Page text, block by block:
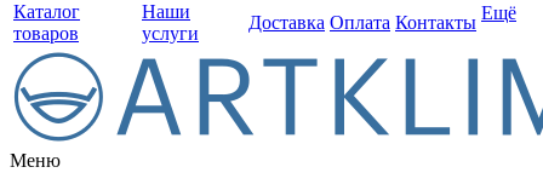
Каталог
товаров
Наши
услуги
Доставка Оплата Контакты Ещё
Меню